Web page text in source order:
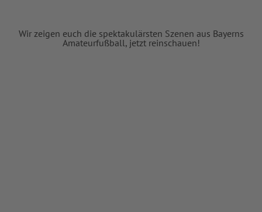
Wir zeigen euch die spektakulärsten Szenen aus Bayerns
Amateurfußball, jetzt reinschauen!